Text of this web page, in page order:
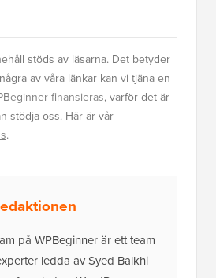
stöds av läsarna. Det betyder
av våra länkar kan vi tjäna en
finansieras, varför det är
stödja oss. Här är vår
.
på WPBeginner är ett team
ledda av Syed Balkhi